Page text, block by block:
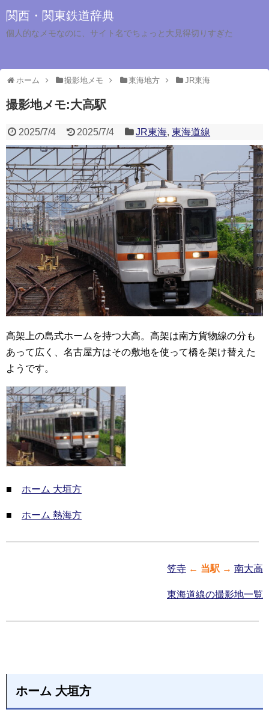
関西・関東鉄道辞典
個人的なメモなのに、サイト名でちょっと大見得切りすぎた
ホーム 撮影地メモ 東海地方 JR東海
撮影地メモ:大高駅
2025/7/4 2025/7/4 JR東海,東海道線
高架上の島式ホームを持つ大高。高架は南方貨物線の分も
あって広く、名古屋方はその敷地を使って橋を架け替えた
ようです。
■ ホーム 大垣方
■ ホーム 熱海方
笠寺 ← 当駅 → 南大高
東海道線の撮影地一覧
ホーム 大垣方